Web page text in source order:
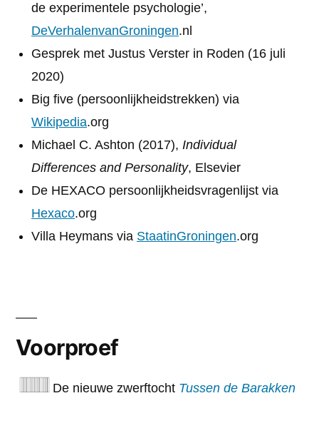
de experimentele psychologie’,
DeVerhalenvanGroningen.nl
Gesprek met Justus Verster in Roden (16 juli
2020)
Big five (persoonlijkheidstrekken) via
Wikipedia.org
Michael C. Ashton (2017), Individual
Differences and Personality, Elsevier
De HEXACO persoonlijkheidsvragenlijst via
Hexaco.org
Villa Heymans via StaatinGroningen.org
Voorproef
De nieuwe zwerftocht Tussen de Barakken